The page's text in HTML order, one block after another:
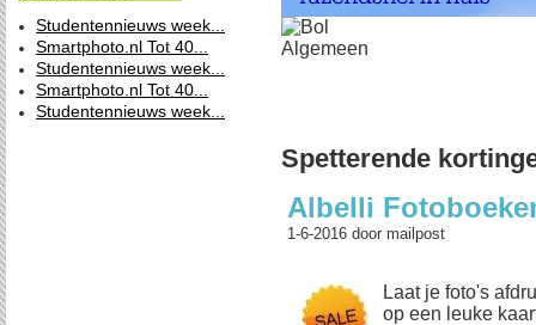
Studentennieuws week...
Smartphoto.nl Tot 40...
Studentennieuws week...
Smartphoto.nl Tot 40...
Studentennieuws week...
Spetterende
Albelli
1-6-2016 door mailpost
Laat je foto's
op een leuke